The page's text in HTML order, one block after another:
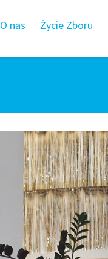
O nas Życie Zboru